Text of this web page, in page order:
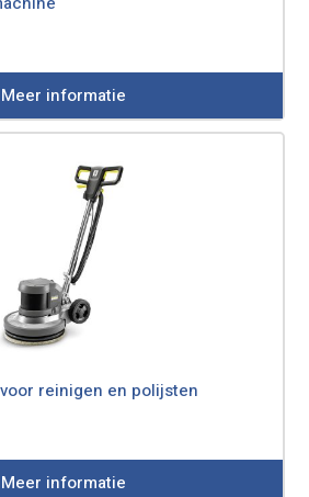
Meer informatie
reinigen en polijsten
Meer informatie